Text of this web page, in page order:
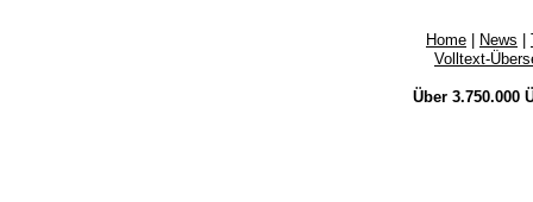
Home News
Volltext-
Über 3.750.000